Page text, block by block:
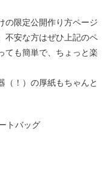
の限定公開作り方ページ
不安な方はぜひ上記のペ
ても簡単で、ちょっと楽
（！）の厚紙もちゃんと